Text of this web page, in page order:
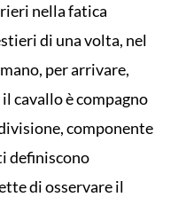
nella fatica
di una volta, nel
per arrivare,
cavallo è compagno
componente
definiscono
di osservare il